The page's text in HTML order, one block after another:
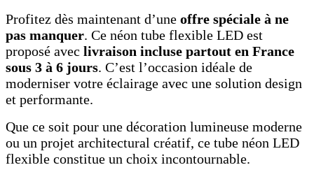
Profitez dès maintenant d’une offre spéciale à ne
pas manquer. Ce néon tube flexible LED est
proposé avec livraison incluse partout en France
sous 3 à 6 jours. C’est l’occasion idéale de
moderniser votre éclairage avec une solution design
et performante.
Que ce soit pour une décoration lumineuse moderne
ou un projet architectural créatif, ce tube néon LED
flexible constitue un choix incontournable.